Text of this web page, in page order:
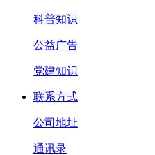
科普知识
公益广告
党建知识
联系方式
公司地址
通讯录